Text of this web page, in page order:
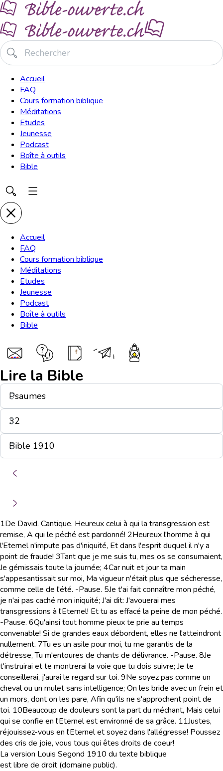
Accueil
FAQ
Cours formation biblique
Méditations
Etudes
Jeunesse
Podcast
Boîte à outils
Bible
Accueil
FAQ
Cours formation biblique
Méditations
Etudes
Jeunesse
Podcast
Boîte à outils
Bible
Lire la Bible
1De David. Cantique. Heureux celui à qui la transgression est
remise, A qui le péché est pardonné! 2Heureux l'homme à qui
l'Eternel n'impute pas d'iniquité, Et dans l'esprit duquel il n'y a
point de fraude! 3Tant que je me suis tu, mes os se consumaient,
Je gémissais toute la journée; 4Car nuit et jour ta main
s'appesantissait sur moi, Ma vigueur n'était plus que sécheresse,
comme celle de l'été. -Pause. 5Je t'ai fait connaître mon péché,
je n'ai pas caché mon iniquité; J'ai dit: J'avouerai mes
transgressions à l'Eternel! Et tu as effacé la peine de mon péché.
-Pause. 6Qu'ainsi tout homme pieux te prie au temps
convenable! Si de grandes eaux débordent, elles ne l'atteindront
nullement. 7Tu es un asile pour moi, tu me garantis de la
détresse, Tu m'entoures de chants de délivrance. -Pause. 8Je
t'instruirai et te montrerai la voie que tu dois suivre; Je te
conseillerai, j'aurai le regard sur toi. 9Ne soyez pas comme un
cheval ou un mulet sans intelligence; On les bride avec un frein et
un mors, dont on les pare, Afin qu'ils ne s'approchent point de
toi. 10Beaucoup de douleurs sont la part du méchant, Mais celui
qui se confie en l'Eternel est environné de sa grâce. 11Justes,
réjouissez-vous en l'Eternel et soyez dans l'allégresse! Poussez
des cris de joie, vous tous qui êtes droits de coeur!
La version Louis Segond 1910 du texte biblique
est libre de droit (domaine public).